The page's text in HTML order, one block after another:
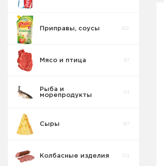
Приправы, соусы 452
Мясо и птица 87
Рыба и
морепродукты
114
Сыры 187
Колбасные изделия 214